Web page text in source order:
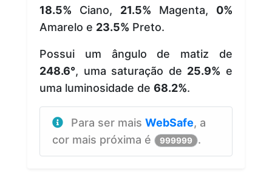
18.5% Ciano, 21.5% Magenta, 0%
Amarelo e 23.5% Preto.
Possui um ângulo de matiz de
248.6°, uma saturação de 25.9% e
uma luminosidade de 68.2%.
Para ser mais WebSafe, a
cor mais próxima é
999999 .